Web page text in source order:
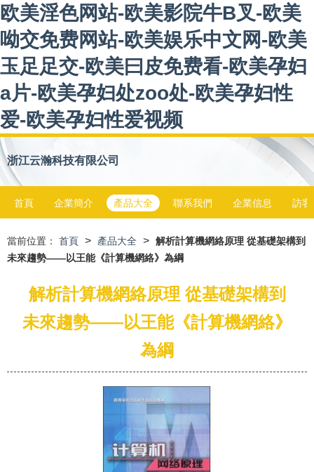
欧美淫色网站-欧美影院牛B叉-欧美
呦交免费网站-欧美娱乐中文网-欧美
玉足足交-欧美曰皮免费看-欧美孕妇
a片-欧美孕妇处zoo处-欧美孕妇性
爱-欧美孕妇性爱视频
浙江云瀚科技有限公司
首頁 企業簡介 產品大全 聯系我們 企業信息 訪客
當前位置： 首頁 > 產品大全 > 解析計算機網絡原理 從基礎架構到
未來趨勢——以王能《計算機網絡》為綱
解析計算機網絡原理 從基礎架構到
未來趨勢——以王能《計算機網絡》
為綱